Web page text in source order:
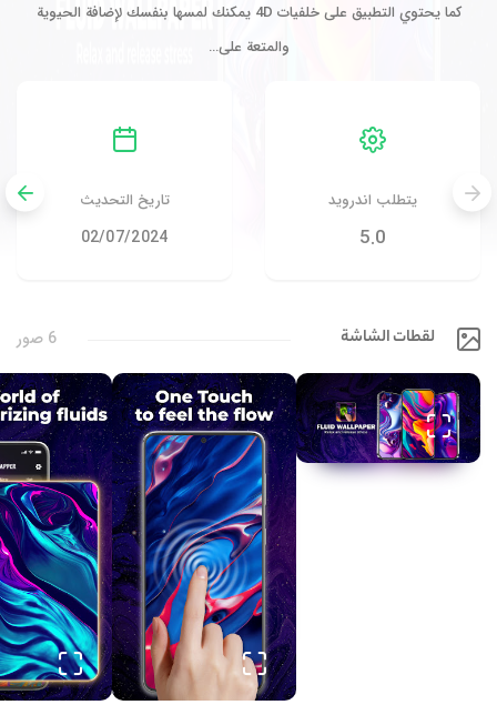
كما يحتوي التطبيق على خلفيات 4D يمكنك لمسها بنفسك لإضافة الحيوية
والمتعة على…
يتطلب اندرويد
5.0
تاريخ التحديث
02/07/2024
لقطات الشاشة 6 صور